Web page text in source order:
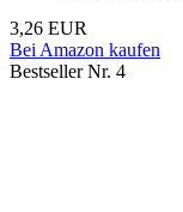
3,26 EUR
Bei Amazon kaufen
Bestseller Nr. 4